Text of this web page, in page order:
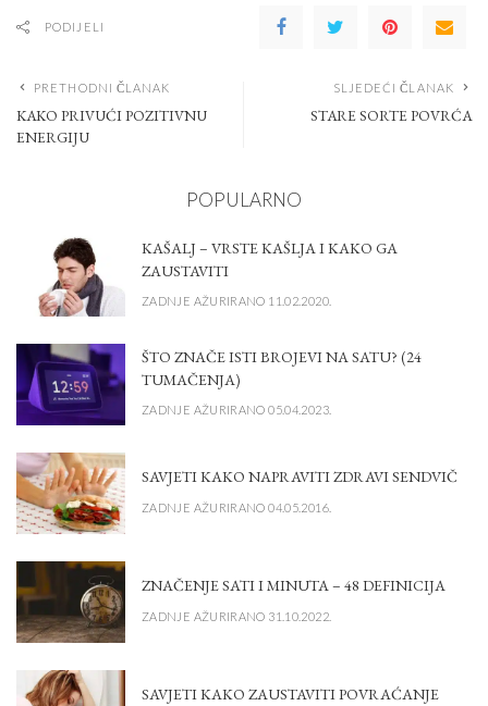
PODIJELI
PRETHODNI ČLANAK
KAKO PRIVUĆI POZITIVNU
ENERGIJU
SLJEDEĆI ČLANAK
STARE SORTE POVRĆA
POPULARNO
KAŠALJ – VRSTE KAŠLJA I KAKO GA
ZAUSTAVITI
ZADNJE AŽURIRANO 11.02.2020.
ŠTO ZNAČE ISTI BROJEVI NA SATU? (24
TUMAČENJA)
ZADNJE AŽURIRANO 05.04.2023.
SAVJETI KAKO NAPRAVITI ZDRAVI SENDVIČ
ZADNJE AŽURIRANO 04.05.2016.
ZNAČENJE SATI I MINUTA – 48 DEFINICIJA
ZADNJE AŽURIRANO 31.10.2022.
SAVJETI KAKO ZAUSTAVITI POVRAĆANJE